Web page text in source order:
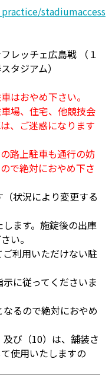
stadiumaccess
レッチェ広島戦 （１
タジアム）
はおやめ下さい。
場、住宅、他競技会
、ご迷惑になります
路上駐車も通行の妨
で絶対におやめ下さ
状況により変更する
ます。施錠後の出庫
い。
利用いただけない駐
に従ってくださいま
るので絶対におやめ
び（10）は、舗装さ
使用いたしますの